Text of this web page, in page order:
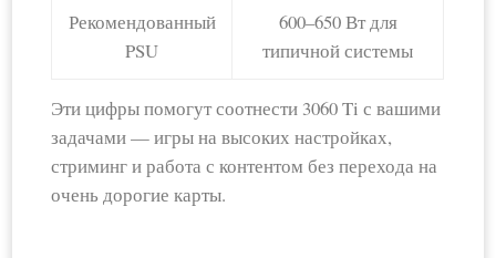
Рекомендованный
PSU
600–650 Вт для
типичной системы
Эти цифры помогут соотнести 3060 Ti с вашими
задачами — игры на высоких настройках,
стриминг и работа с контентом без перехода на
очень дорогие карты.